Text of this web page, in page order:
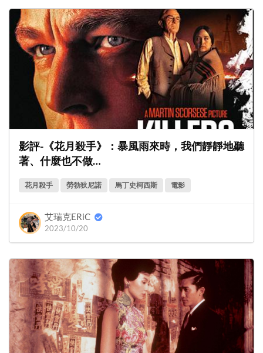
影評-《花月殺手》：暴風雨來時，我們靜靜地聽
著、什麼也不做…
花月殺手 勞勃狄尼諾 馬丁史柯西斯 電影
艾瑞克ERiC
2023/10/20